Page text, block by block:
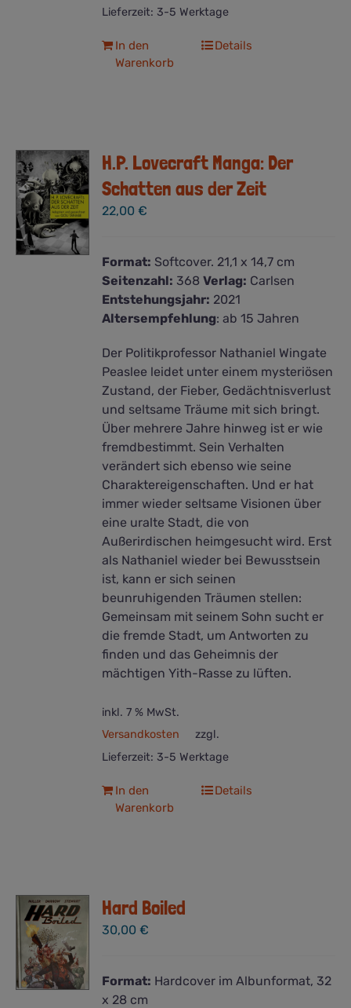
Lieferzeit: 3-5 Werktage
In den
Warenkorb
Details
H.P. Lovecraft Manga: Der
Schatten aus der Zeit
22,00€
Format: Softcover. 21,1 x 14,7 cm
Seitenzahl: 368Verlag: Carlsen
Entstehungsjahr: 2021
Altersempfehlung: ab 15 Jahren
Der Politikprofessor Nathaniel Wingate
Peaslee leidet unter einem mysteriösen
Zustand, der Fieber, Gedächtnisverlust
und seltsame Träume mit sich bringt.
Über mehrere Jahre hinweg ist er wie
fremdbestimmt. Sein Verhalten
verändert sich ebenso wie seine
Charaktereigenschaften. Und er hat
immer wieder seltsame Visionen über
eine uralte Stadt, die von
Außerirdischen heimgesucht wird. Erst
als Nathaniel wieder bei Bewusstsein
ist, kann er sich seinen
beunruhigenden Träumen stellen:
Gemeinsam mit seinem Sohn sucht er
die fremde Stadt, um Antworten zu
finden und das Geheimnis der
mächtigen Yith-Rasse zu lüften.
inkl. 7 % MwSt.
zzgl.
Versandkosten
Lieferzeit: 3-5 Werktage
In den
Warenkorb
Details
Hard Boiled
30,00€
Format: Hardcover im Albunformat, 32
x 28 cm